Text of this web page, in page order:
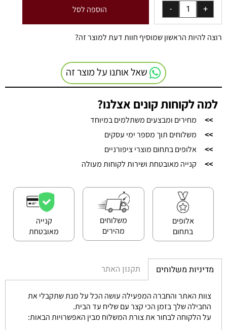
הוספה לסל
רוצה להיות הראשון שמוסיף חוות דעת למוצר זה?
שאל אותנו על מוצר זה
למה לקוחות קונים אצלנו?
>>
מחירים ומבצעים משתלמים במיוחד
>>
משלוחים תוך מספר ימי עסקים
>>
אלופים בתחום מוצרי ציפורניים
>>
קנייה מאובטחת ושירות לקוחות מעולה
אלופים
בתחום
משלוחים
מהירים
קנייה
מאובטחת
מדיניות משלוחים תקנון האתר
צוות האתר והחברה המפעילה עושה הכל על מנת שתקבלי את
החבילה שלך בזמן הכי קצר עם שליח עד הבית.
על הלקוחה לבחור את צורת המשלוח מבין האפשרויות הבאות: